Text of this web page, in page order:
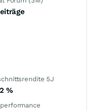
5J
%